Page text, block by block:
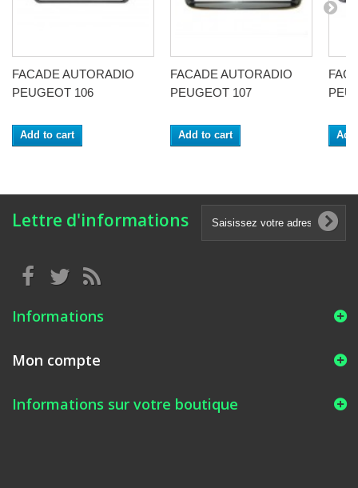
FACADE AUTORADIO
PEUGEOT 106
Add to cart
FACADE AUTORADIO
PEUGEOT 107
Add to cart
Lettre d'informations
Informations
Mon compte
Informations sur votre boutique